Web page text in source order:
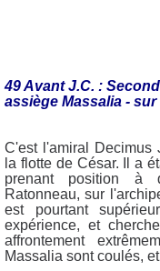
49 Avant J.C. :
assiège Massalia -
C'est l'amiral Decimus
la flotte de César. Il a
prenant position à
Ratonneau, sur
est pourtant
expérience, et
affrontement
Massalia sont coulés,